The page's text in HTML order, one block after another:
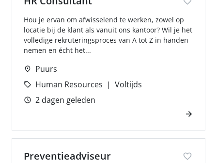
Hou je ervan om afwisselend te werken, zowel op
locatie bij de klant als vanuit ons kantoor? Wil je het
volledige rekruteringsproces van A tot Z in handen
nemen en écht het...
Puurs
Human Resources
Voltijds
2 dagen geleden
Preventieadviseur